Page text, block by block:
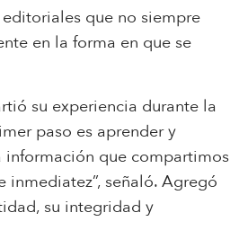
que no siempre
en la forma en que se
su experiencia durante la
paso es aprender y
información que compartimos
señaló. Agregó
su integridad y